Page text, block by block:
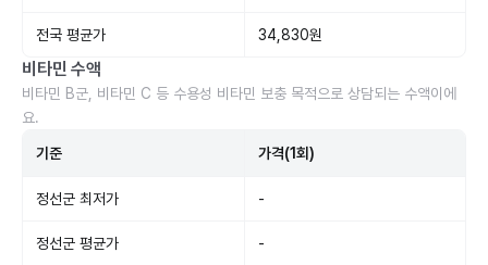
전국 평균가 34,830원
비타민 수액
비타민 B군, 비타민 C 등 수용성 비타민 보충 목적으로 상담되는 수액이에
요.
기준 가격(1회)
정선군 최저가 -
정선군 평균가 -